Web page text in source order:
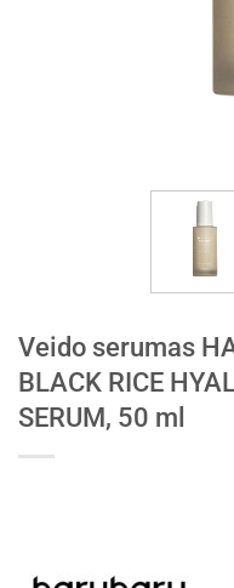
Veido serumas
BLACK RICE
SERUM, 50 ml